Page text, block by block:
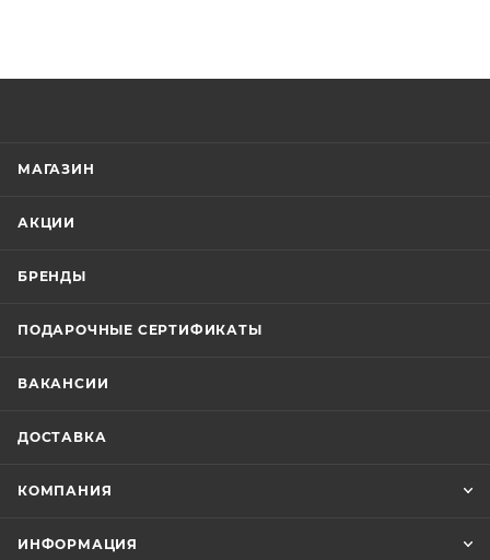
МАГАЗИН
АКЦИИ
БРЕНДЫ
ПОДАРОЧНЫЕ СЕРТИФИКАТЫ
ВАКАНСИИ
ДОСТАВКА
КОМПАНИЯ
ИНФОРМАЦИЯ